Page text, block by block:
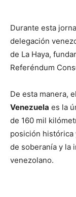
Durante esta
delegación
de La Haya,
Referéndum
De esta manera,
Venezuela es la
de 160 mil
posición histórica
de soberanía y la
venezolano.